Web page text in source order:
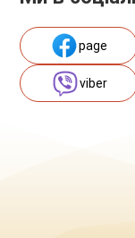
page
viber